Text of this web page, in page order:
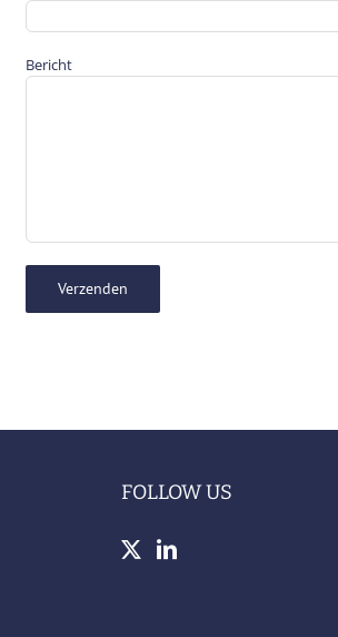
Bericht
FOLLOW US